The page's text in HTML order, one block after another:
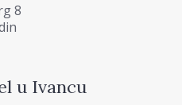
8
u Ivancu